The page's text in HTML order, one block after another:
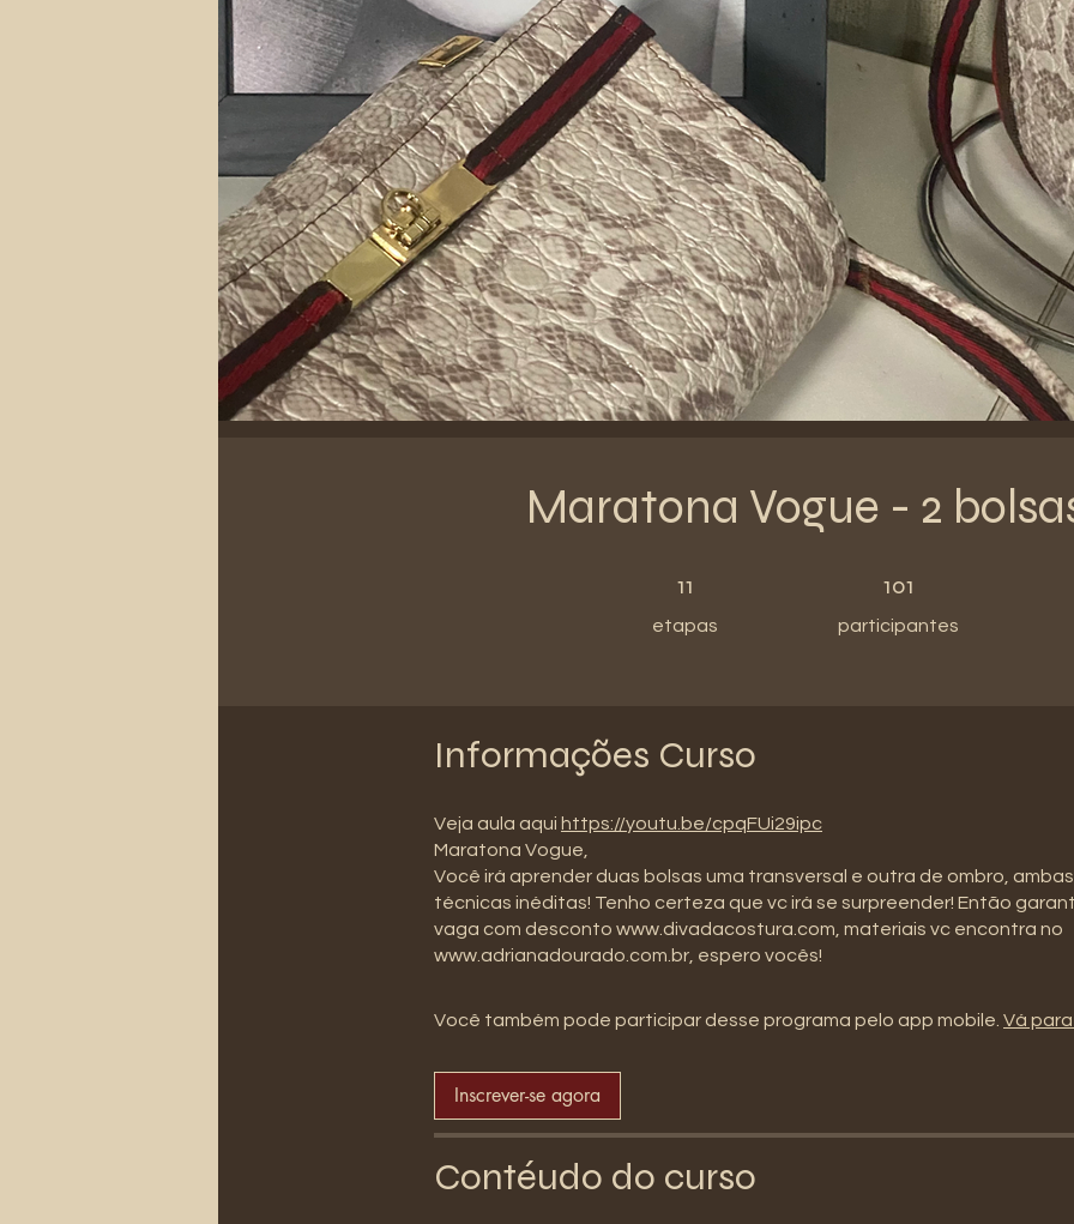
Maratona Vogue - 2
11
etapas
101
participantes
Informações Curso
Veja aula aqui https://youtu.be/cpqFUi29ipc
Maratona Vogue,
Você irá aprender duas bolsas uma transversal e outra de ombro,
técnicas inéditas! Tenho certeza que vc irá se surpreender! Então
vaga com desconto www.divadacostura.com, materiais vc encontra no
www.adrianadourado.com.br, espero vocês!
Você também pode participar desse programa pelo app mobile. Vá
Inscrever-se agora
Contéudo do curso